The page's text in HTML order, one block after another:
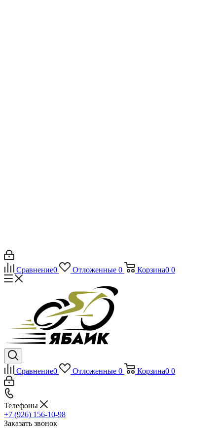
Сравнение0 Отложенные 0 Корзина0 0
Сравнение0 Отложенные 0 Корзина0 0
Телефоны
+7 (926) 156-10-98
Заказать звонок